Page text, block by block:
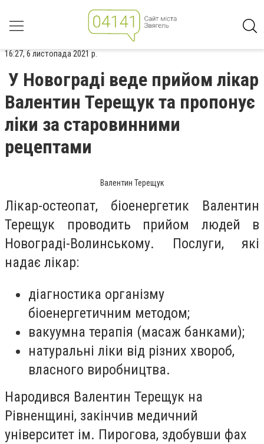
16:27, 6 листопада 2021 р.
У Новограді веде прийом лікар
Валентин Терещук та пропонує
ліки за старовинними
рецептами
Валентин Терещук
Лікар-остеопат, біоенергетик Валентин
Терещук проводить прийом людей в
Новограді-Волинському. Послуги, які
надає лікар:
діагностика організму
біоенергетичним методом;
вакуумна терапія (масаж банками);
натуральні ліки від різних хвороб,
власного виробництва.
Народився Валентин Терещук на
Рівненщині, закінчив медичний
університет ім. Пирогова, здобувши фах